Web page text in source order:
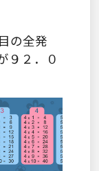
の全発
９２．０